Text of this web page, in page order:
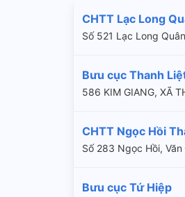
CHTT Lạc Long
Số 521 Lạc Long
Bưu cục Thanh
586 KIM GIANG, XÃ
CHTT Ngọc Hồi
Số 283 Ngọc Hồi,
Bưu cục Tứ Hiệp